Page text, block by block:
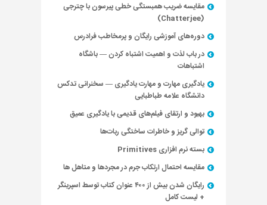
مقایسه ضریب همبستگی خطی پیرسون با چترجی
(Chatterjee)
دوره‌های آموزشی رایگان و پرمخاطب فرادرس
در باب لذت و اهمیت اشتباه کردن — باشگاه
اشتباهات
یادگیری مهارت و مهارت یادگیری — سخنرانی تدکس
دانشگاه علامه طباطبایی
بهبود و ارتقای فیلم‌های قدیمی با یادگیری عمیق
توالی گریز و خاطرات ساختگی ربات‌ها
بسته نرم افزاری Primitives
مقایسه احتمال ارتکاب جرم در مجردها و متاهل ها
رایگان شدن بیش از ۴۰۰ عنوان کتاب توسط اسپرینگر
+ لیست کامل